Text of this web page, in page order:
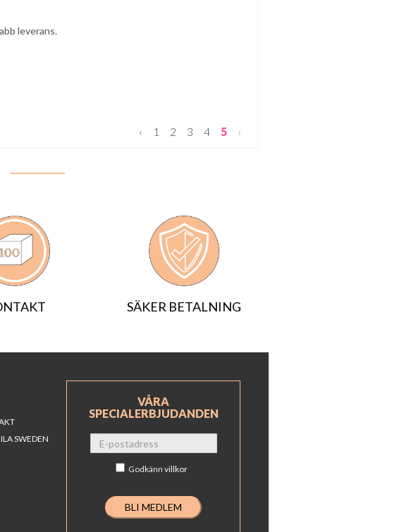
leverans.
‹ 1 2 3 4 5 ›
SÄKER BETALNING
SWEDEN
VÅRA
SPECIALERBJUDANDEN
Godkännvillkor